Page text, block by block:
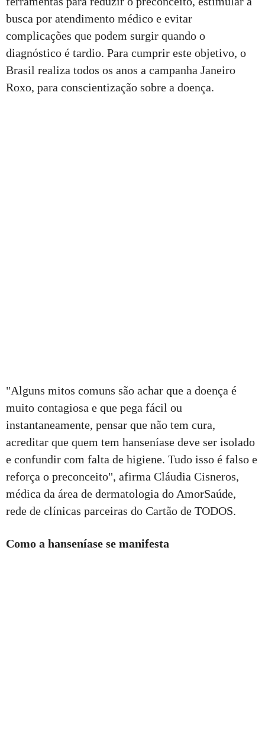
busca por atendimento médico e evitar
complicações que podem surgir quando o
diagnóstico é tardio. Para cumprir este objetivo, o
Brasil realiza todos os anos a campanha Janeiro
Roxo, para conscientização sobre a doença.
"Alguns mitos comuns são achar que a doença é
muito contagiosa e que pega fácil ou
instantaneamente, pensar que não tem cura,
acreditar que quem tem hanseníase deve ser isolado
e confundir com falta de higiene. Tudo isso é falso e
reforça o preconceito", afirma Cláudia Cisneros,
médica da área de dermatologia do AmorSaúde,
rede de clínicas parceiras do Cartão de TODOS.
Como a hanseníase se manifesta